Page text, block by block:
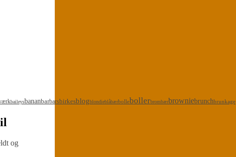
baileysbananbarbarsbirkesblogblondieblåbærbollebollerbrombærbrowniebrunchbrunkage
og